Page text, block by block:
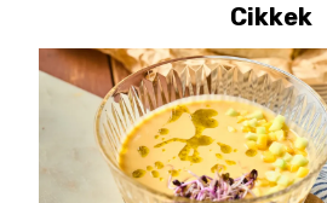
Cikkek